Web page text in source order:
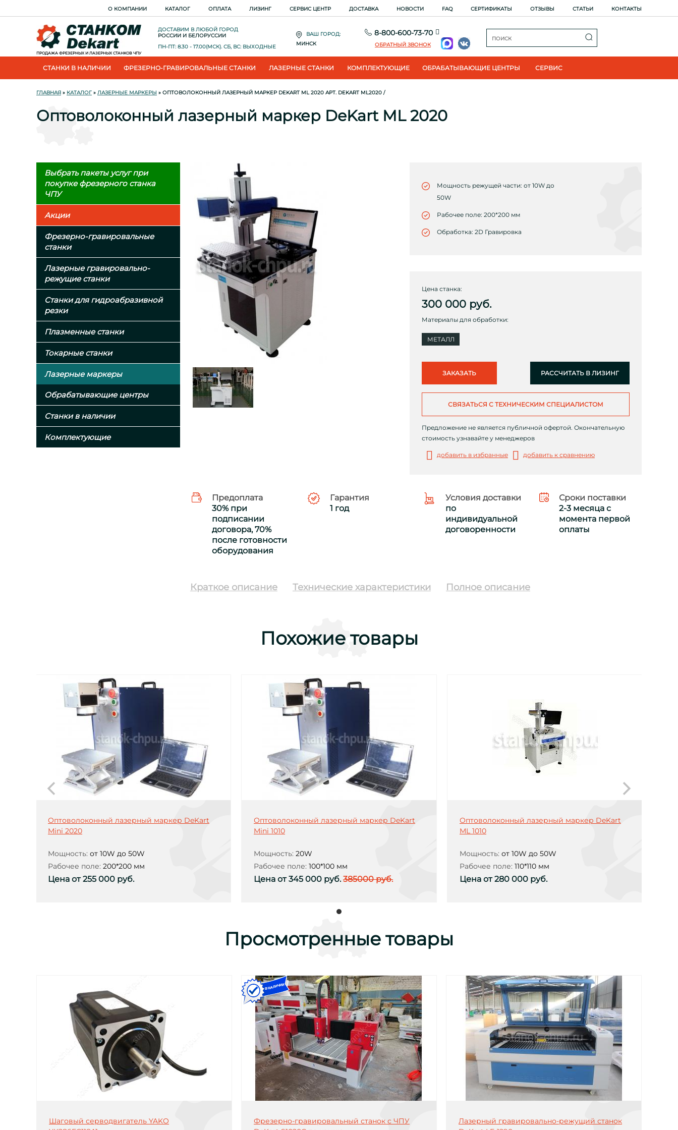
О КОМПАНИИ КАТАЛОГ ОПЛАТА ЛИЗИНГ СЕРВИС ЦЕНТР ДОСТАВКА НОВОСТИ FAQ СЕРТИФИКАТЫ ОТЗЫВЫ СТАТЬИ КОНТАКТЫ
ПРОДАЖА ФРЕЗЕРНЫХ И ЛАЗЕРНЫХ СТАНКОВ ЧПУ
ДОСТАВИМ В ЛЮБОЙ ГОРОД
РОССИИ И БЕЛОРУССИИ
ПН-ПТ: 8.30 - 17.00(МСК). СБ, ВС: ВЫХОДНЫЕ
ВАШ ГОРОД:
МИНСК
8-800-600-73-70
ОБРАТНЫЙ ЗВОНОК
СТАНКИ В НАЛИЧИИ ФРЕЗЕРНО-ГРАВИРОВАЛЬНЫЕ СТАНКИ ЛАЗЕРНЫЕ СТАНКИ КОМПЛЕКТУЮЩИЕ ОБРАБАТЫВАЮЩИЕ ЦЕНТРЫ СЕРВИС
ГЛАВНАЯ » КАТАЛОГ » ЛАЗЕРНЫЕ МАРКЕРЫ » ОПТОВОЛОКОННЫЙ ЛАЗЕРНЫЙ МАРКЕР DEKART ML 2020 АРТ. DEKART ML2020 /
Оптоволоконный лазерный маркер DeKart ML 2020
Выбрать пакеты услуг при
покупке фрезерного станка
ЧПУ
Акции
Фрезерно-гравировальные
станки
Лазерные гравировально-
режущие станки
Станки для гидроабразивной
резки
Плазменные станки
Токарные станки
Лазерные маркеры
Обрабатывающие центры
Станки в наличии
Комплектующие
Мощность режущей части: от 10W до
50W
Рабочее поле: 200*200 мм
Обработка: 2D Гравировка
Цена станка:
300 000 руб.
Материалы для обработки:
МЕТАЛЛ
ЗАКАЗАТЬ РАССЧИТАТЬ В ЛИЗИНГ
СВЯЗАТЬСЯ С ТЕХНИЧЕСКИМ СПЕЦИАЛИСТОМ
Предложение не является публичной офертой. Окончательную
стоимость узнавайте у менеджеров
добавить в избранные добавить к сравнению
Предоплата
30% при
подписании
договора, 70%
после готовности
оборудования
Гарантия
1 год
Условия доставки
по
индивидуальной
договоренности
Сроки поставки
2-3 месяца с
момента первой
оплаты
Краткое описание Технические характеристики Полное описание
Похожие товары
Оптоволоконный лазерный маркер DeKart
Mini 2020
Мощность: от 10W до 50W
Рабочее поле: 200*200 мм
Цена от 255 000 руб.
Оптоволоконный лазерный маркер DeKart
Mini 1010
Мощность: 20W
Рабочее поле: 100*100 мм
Цена от 345 000 руб.385000 руб.
Оптоволоконный лазерный маркер DeKart
ML 1010
Мощность: от 10W до 50W
Рабочее поле: 110*110 мм
Цена от 280 000 руб.
Просмотренные товары
Шаговый серводвигатель YAKO
Фрезерно-гравировальный станок с ЧПУ
Лазерный гравировально-режущий станок